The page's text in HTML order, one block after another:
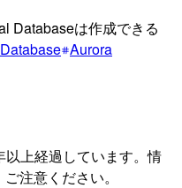
Databaseは作成できる
Aurora
上経過しています。情
注意ください。